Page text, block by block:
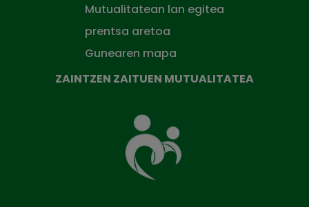
Mutualitatean lan egitea
prentsa aretoa
Gunearen mapa
ZAINTZEN ZAITUEN MUTUALITATEA
zaituen
Mutua